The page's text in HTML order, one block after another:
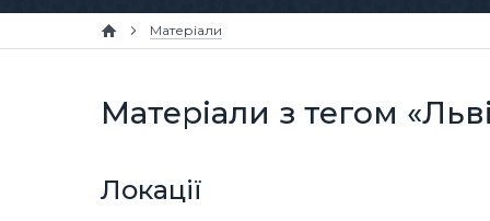
Матеріали
Матеріали з тегом
Локації